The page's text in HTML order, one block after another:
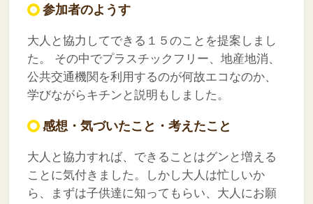
参加者のようす
大人と協力してできる１５のことを提案しまし
た。
その中でプラスチックフリー、地産地消、
公共交通機関を利用するのが何故エコなのか、
学びながらキチンと説明もしました。
感想・気づいたこと・考えたこと
大人と協力すれば、できることはグンと増える
ことに気付きました。しかし大人は忙しいか
ら、まずは子供達に知ってもらい、大人にお願